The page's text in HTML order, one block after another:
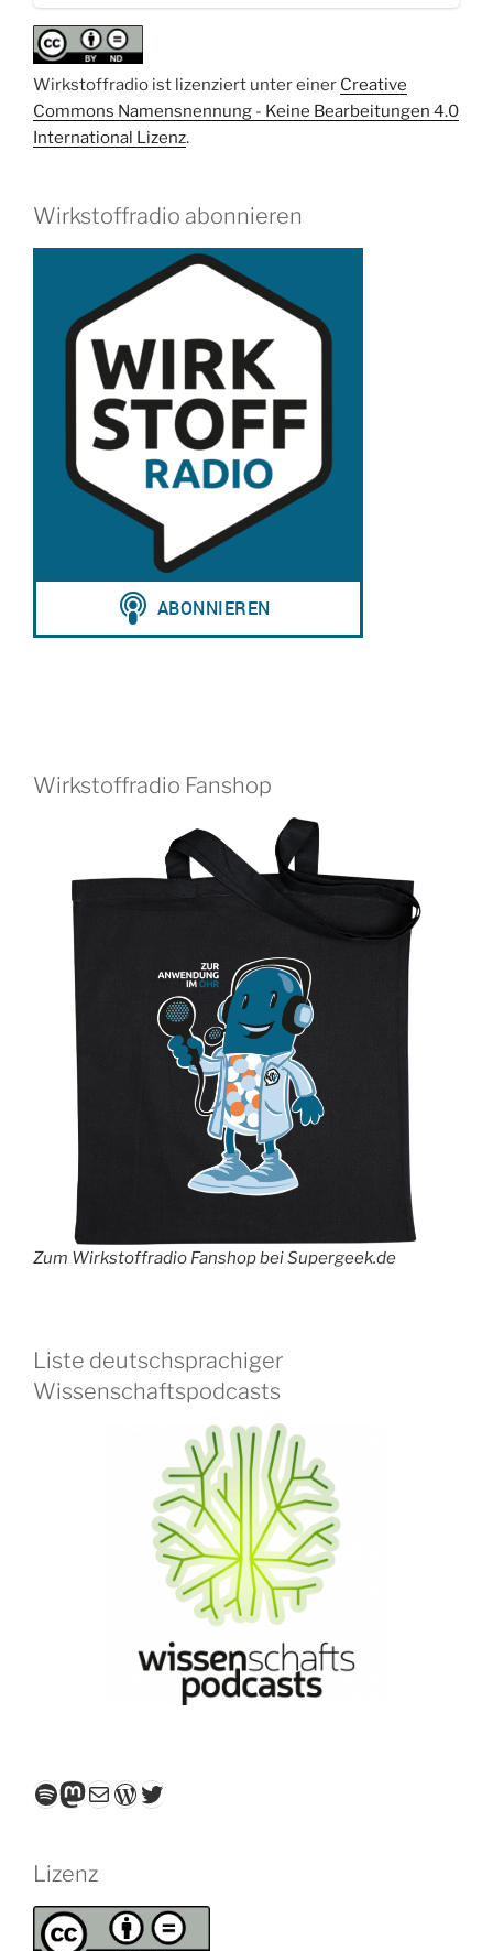
Wirkstoffradio ist lizenziert unter einer Creative
Commons Namensnennung - Keine Bearbeitungen 4.0
International Lizenz.
Wirkstoffradio abonnieren
Wirkstoffradio Fanshop
Zum Wirkstoffradio Fanshop bei Supergeek.de
Liste deutschsprachiger
Wissenschaftspodcasts
Spotify
Mastodon
E-MailWordPress
Twitter
Lizenz